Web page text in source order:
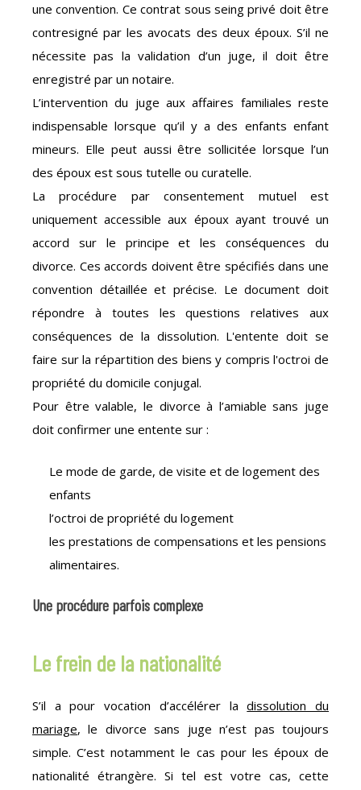
une convention. Ce contrat sous seing privé doit être
contresigné par les avocats des deux époux. S’il ne
nécessite pas la validation d’un juge, il doit être
enregistré par un notaire.
L’intervention du juge aux affaires familiales reste
indispensable lorsque qu’il y a des enfants enfant
mineurs. Elle peut aussi être sollicitée lorsque l’un
des époux est sous tutelle ou curatelle.
La procédure par consentement mutuel est
uniquement accessible aux époux ayant trouvé un
accord sur le principe et les conséquences du
divorce. Ces accords doivent être spécifiés dans une
convention détaillée et précise. Le document doit
répondre à toutes les questions relatives aux
conséquences de la dissolution. L'entente doit se
faire sur la répartition des biens y compris l'octroi de
propriété du domicile conjugal.
Pour être valable, le divorce à l’amiable sans juge
doit confirmer une entente sur :
Le mode de garde, de visite et de logement des
enfants
l’octroi de propriété du logement
les prestations de compensations et les pensions
alimentaires.
Une procédure parfois complexe
Le frein de la nationalité
S’il a pour vocation d’accélérer ladissolution du
mariage, le divorce sans juge n’est pas toujours
simple. C’est notamment le cas pour les époux de
nationalité étrangère. Si tel est votre cas, cette